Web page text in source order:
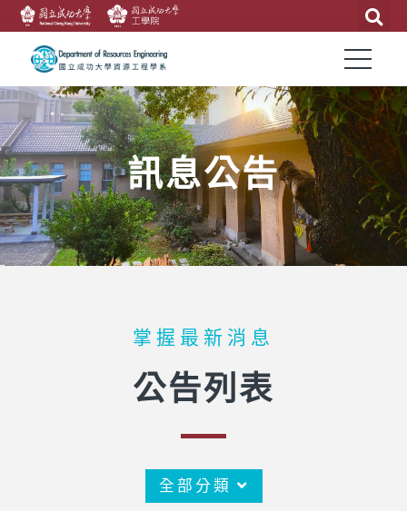
訊息公告
掌握最新消息
公告列表
全部分類